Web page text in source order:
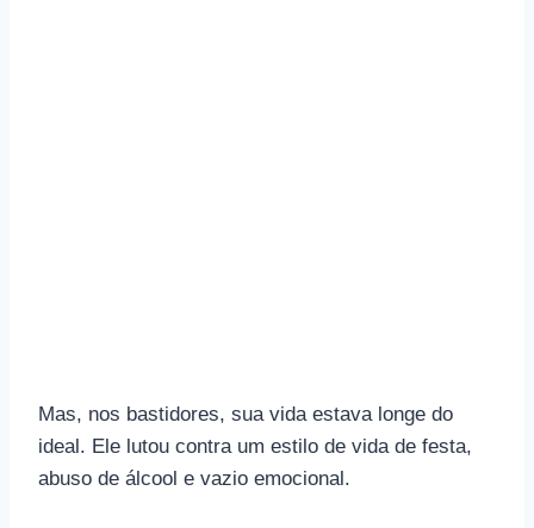
Mas, nos bastidores, sua vida estava longe do
ideal. Ele lutou contra um estilo de vida de festa,
abuso de álcool e vazio emocional.